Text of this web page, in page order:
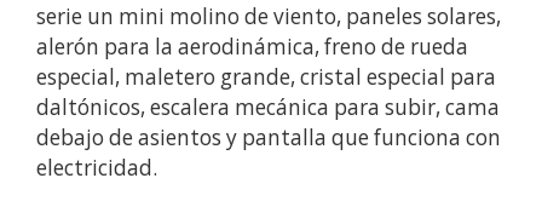
serie un mini molino de viento, paneles solares,
alerón para la aerodinámica, freno de rueda
especial, maletero grande, cristal especial para
daltónicos, escalera mecánica para subir, cama
debajo de asientos y pantalla que funciona con
electricidad.